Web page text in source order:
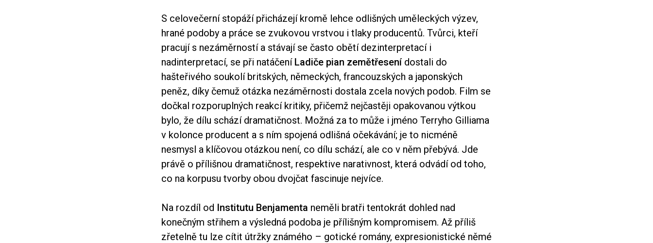
S celovečerní stopáží přicházejí kromě lehce odlišných uměleckých výzev,
hrané podoby a práce se zvukovou vrstvou i tlaky producentů. Tvůrci, kteří
pracují s nezáměrností a stávají se často obětí dezinterpretací i
nadinterpretací, se při natáčení Ladiče pian zemětřesenídostali do
hašteřivého soukolí britských, německých, francouzských a japonských
peněz, díky čemuž otázka nezáměrnosti dostala zcela nových podob. Film se
dočkal rozporuplných reakcí kritiky, přičemž nejčastěji opakovanou výtkou
bylo, že dílu schází dramatičnost. Možná za to může i jméno Terryho Gilliama
v kolonce producent a s ním spojená odlišná očekávání; je to nicméně
nesmysl a klíčovou otázkou není, co dílu schází, ale co v něm přebývá. Jde
právě o přílišnou dramatičnost, respektive narativnost, která odvádí od toho,
co na korpusu tvorby obou dvojčat fascinuje nejvíce.
Na rozdíl od Institutu Benjamenta neměli bratři tentokrát dohled nad
konečným střihem a výsledná podoba je přílišným kompromisem. Až příliš
zřetelně tu lze cítit útržky známého – gotické romány, expresionistické němé